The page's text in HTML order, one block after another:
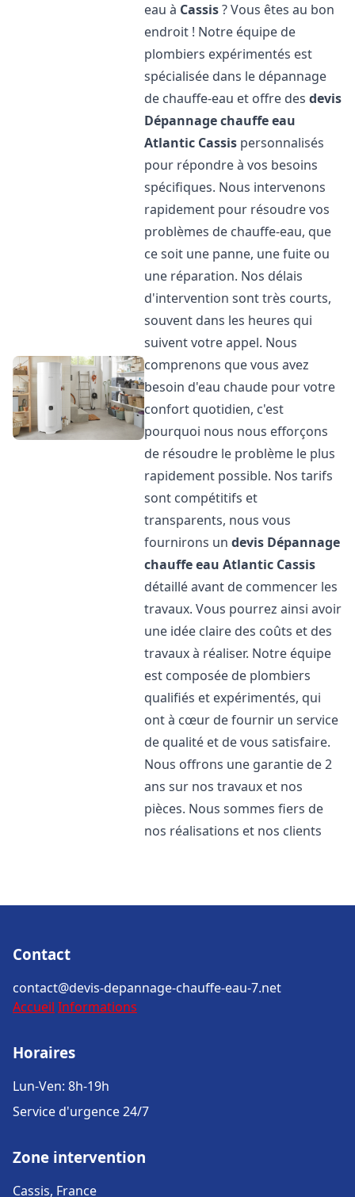
eau à Cassis? Vous êtes au bon
endroit ! Notre équipe de
plombiers expérimentés est
spécialisée dans le dépannage
de chauffe-eau et offre desdevis
Dépannage chauffe eau
Atlantic Cassis personnalisés
pour répondre à vos besoins
spécifiques. Nous intervenons
rapidement pour résoudre vos
problèmes de chauffe-eau, que
ce soit une panne, une fuite ou
une réparation. Nos délais
d'intervention sont très courts,
souvent dans les heures qui
suivent votre appel. Nous
comprenons que vous avez
besoin d'eau chaude pour votre
confort quotidien, c'est
pourquoi nous nous efforçons
de résoudre le problème le plus
rapidement possible. Nos tarifs
sont compétitifs et
transparents, nous vous
fournirons undevis Dépannage
chauffe eau Atlantic Cassis
détaillé avant de commencer les
travaux. Vous pourrez ainsi avoir
une idée claire des coûts et des
travaux à réaliser. Notre équipe
est composée de plombiers
qualifiés et expérimentés, qui
ont à cœur de fournir un service
de qualité et de vous satisfaire.
Nous offrons une garantie de 2
ans sur nos travaux et nos
pièces. Nous sommes fiers de
nos réalisations et nos clients
Contact
contact@devis-depannage-chauffe-eau-7.net
Accueil Informations
Horaires
Lun-Ven: 8h-19h
Service d'urgence 24/7
Zone intervention
Cassis, France